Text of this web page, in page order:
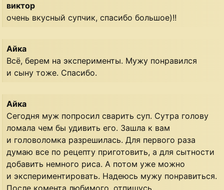
виктор
очень вкусный супчик, спасибо большое)!!
Айка
Всё, берем на эксперименты. Мужу понравился
и сыну тоже. Спасибо.
Айка
Сегодня муж попросил сварить суп. Сутра голову
ломала чем бы удивить его. Зашла к вам
и головоломка разрешилась. Для первого раза
думаю все по рецепту приготовить, а для сытности
добавить немного риса. А потом уже можно
и экспериментировать. Надеюсь мужу понравиться.
После комента любимого, отпишусь…